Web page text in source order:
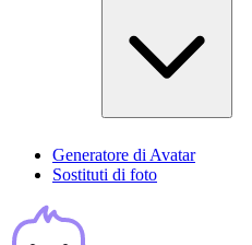
Generatore di Avatar
Sostituti di foto